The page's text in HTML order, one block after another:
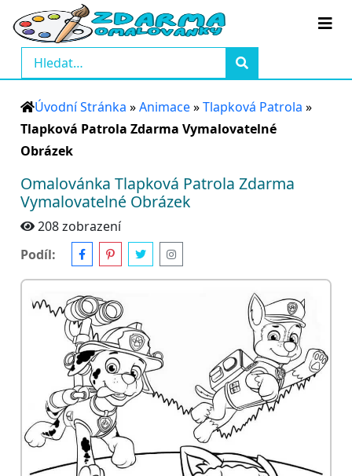
Úvodní Stránka »Animace»Tlapková Patrola »
Tlapková Patrola Zdarma Vymalovatelné
Obrázek
Omalovánka Tlapková Patrola Zdarma
Vymalovatelné Obrázek
208 zobrazení
Podíl: